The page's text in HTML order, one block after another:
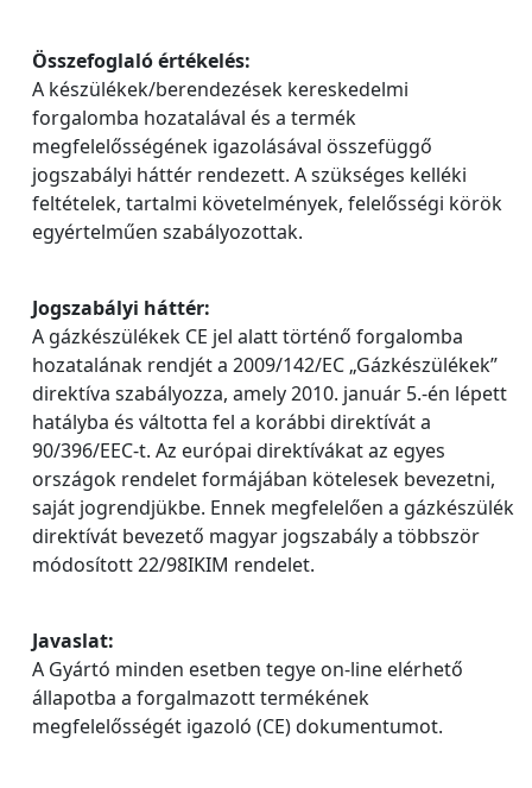
Összefoglaló értékelés:
A készülékek/berendezések kereskedelmi
forgalomba hozatalával és a termék
megfelelősségének igazolásával összefüggő
jogszabályi háttér rendezett. A szükséges kelléki
feltételek, tartalmi követelmények, felelősségi körök
egyértelműen szabályozottak.
Jogszabályi háttér:
A gázkészülékek CE jel alatt történő forgalomba
hozatalának rendjét a 2009/142/EC „Gázkészülékek”
direktíva szabályozza, amely 2010. január 5.-én lépett
hatályba és váltotta fel a korábbi direktívát a
90/396/EEC-t. Az európai direktívákat az egyes
országok rendelet formájában kötelesek bevezetni,
saját jogrendjükbe. Ennek megfelelően a gázkészülék
direktívát bevezető magyar jogszabály a többször
módosított 22/98IKIM rendelet.
Javaslat:
A Gyártó minden esetben tegye on-line elérhető
állapotba a forgalmazott termékének
megfelelősségét igazoló (CE) dokumentumot.